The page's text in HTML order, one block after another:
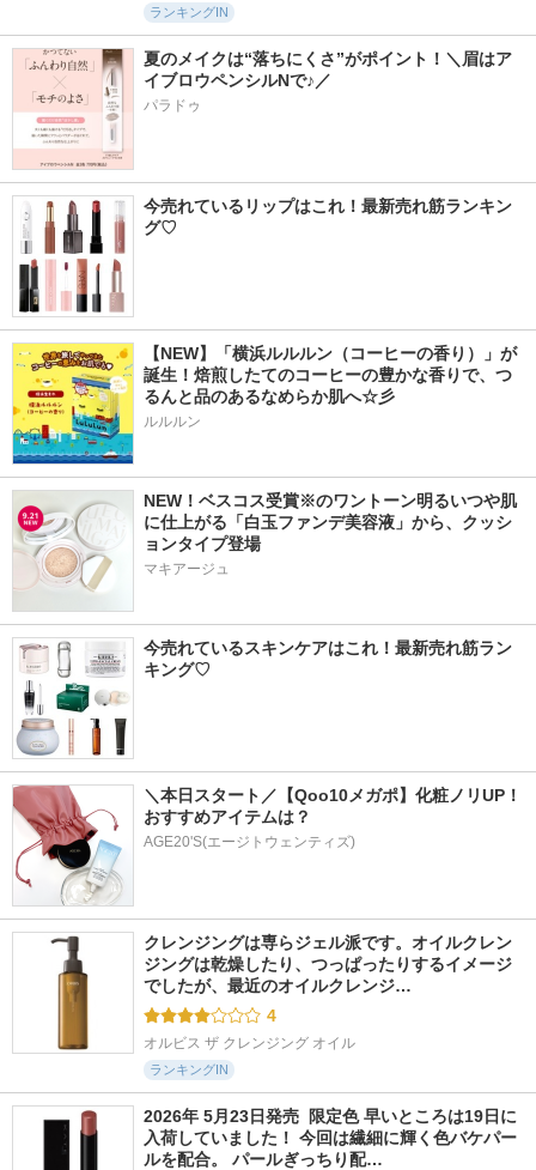
ランキングIN
夏のメイクは“落ちにくさ”がポイント！＼眉はア
イブロウペンシルNで♪／
パラドゥ
今売れているリップはこれ！最新売れ筋ランキン
グ♡
【NEW】「横浜ルルルン（コーヒーの香り）」が
誕生！焙煎したてのコーヒーの豊かな香りで、つ
るんと品のあるなめらか肌へ☆彡
ルルルン
NEW！ベスコス受賞※のワントーン明るいつや肌
に仕上がる「白玉ファンデ美容液」から、クッシ
ョンタイプ登場
マキアージュ
今売れているスキンケアはこれ！最新売れ筋ラン
キング♡
＼本日スタート／【Qoo10メガポ】化粧ノリUP！
おすすめアイテムは？
AGE20'S(エージトウェンティズ)
クレンジングは専らジェル派です。オイルクレン
ジングは乾燥したり、つっぱったりするイメージ
でしたが、最近のオイルクレンジ…
4
オルビス ザ クレンジング オイル
ランキングIN
2026年 5月23日発売  限定色 早いところは19日に
入荷していました！ 今回は繊細に輝く色バケパー
ルを配合。 パールぎっちり配…